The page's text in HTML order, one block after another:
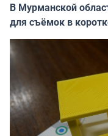
В Мурманской
для съёмок в